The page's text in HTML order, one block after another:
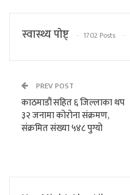
स्वास्थ्य पाेष्ट् 1702 Posts
PREV POST
काठमाडौं सहित ६ जिल्लाका थप
३२ जनामा कोरोना संक्रमण,
संक्रमित संख्या ५४८ पुग्यो